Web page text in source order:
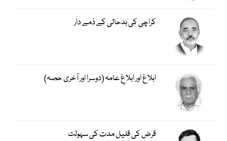
کراچی کی بدحالی کے ذمے دار
ابلاغ اور ابلاغِ عامہ (دوسرا اور آخری حصہ)
قرض کی قلیل مدت کی سہولت